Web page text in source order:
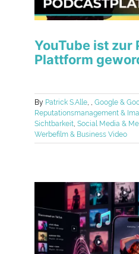
YouTube ist zur
Plattform
By Patrick S.Alle, ,Google &
Reputationsmanagement &
Sichtbarkeit,Social Media &
Werbefilm & Business Video